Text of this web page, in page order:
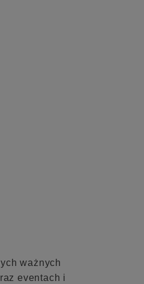
ważnych
eventach i